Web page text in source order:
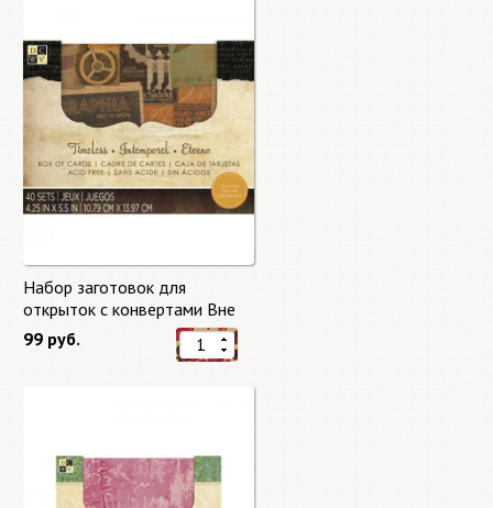
Набор заготовок для
открыток с конвертами Вне
времени (Timeless) от DCWV
99 руб.